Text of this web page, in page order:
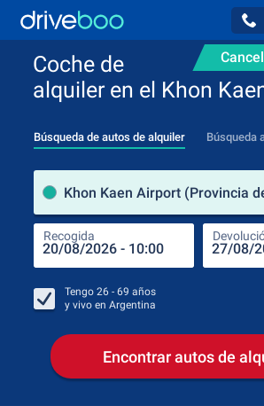
Coche de
alquiler en el Khon
Búsqueda de autos de alquiler Búsqueda
Recogida
Tengo 26 - 69 años
y vivo en Argentina
Encontrar autos de